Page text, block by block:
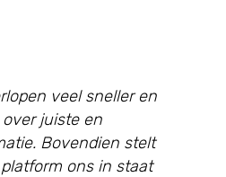
veel sneller en
juiste en
Bovendien stelt
ons in staat